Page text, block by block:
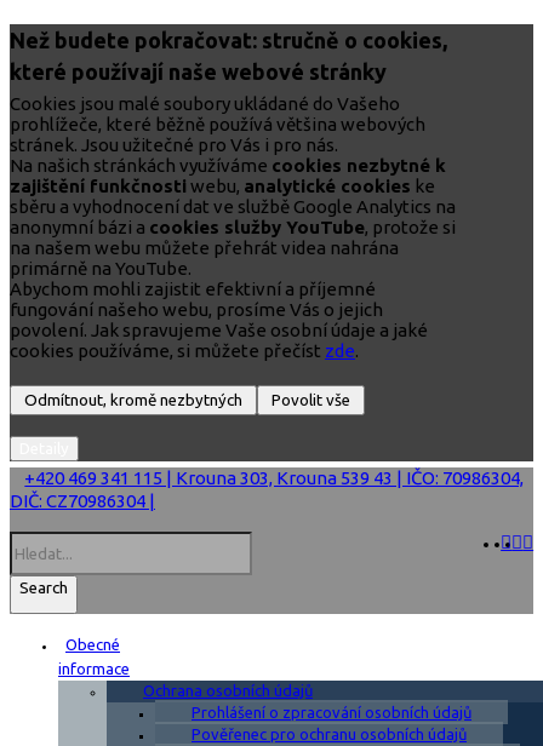
Než budete pokračovat: stručně o cookies,
které používají naše webové stránky
Cookies jsou malé soubory ukládané do Vašeho
prohlížeče, které běžně používá většina webových
stránek. Jsou užitečné pro Vás i pro nás.
Na našich stránkách využíváme cookies nezbytné k
zajištění funkčnosti webu, analytické cookies ke
sběru a vyhodnocení dat ve službě Google Analytics na
anonymní bázi a cookies služby YouTube, protože si
na našem webu můžete přehrát videa nahrána
primárně na YouTube.
Abychom mohli zajistit efektivní a příjemné
fungování našeho webu, prosíme Vás o jejich
povolení. Jak spravujeme Vaše osobní údaje a jaké
cookies používáme, si můžete přečíst zde.
+420 469 341 115 | Krouna 303, Krouna 539 43 | IČO: 70986304,
DIČ: CZ70986304 |
Search
Obecné
informace
Ochrana osobních údajů
Prohlášení o zpracování osobních údajů
Pověřenec pro ochranu osobních údajů